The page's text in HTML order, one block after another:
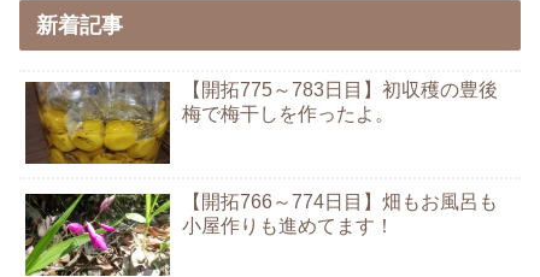
新着記事
【開拓775～783日目】初収穫の豊後
梅で梅干しを作ったよ。
【開拓766～774日目】畑もお風呂も
小屋作りも進めてます！